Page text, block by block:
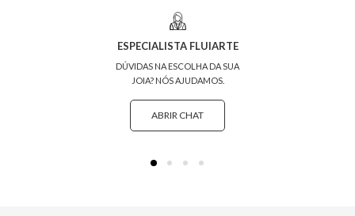
ESPECIALISTA FLUIARTE
DÚVIDAS NA ESCOLHA DA SUA
JOIA? NÓS AJUDAMOS.
ABRIR CHAT